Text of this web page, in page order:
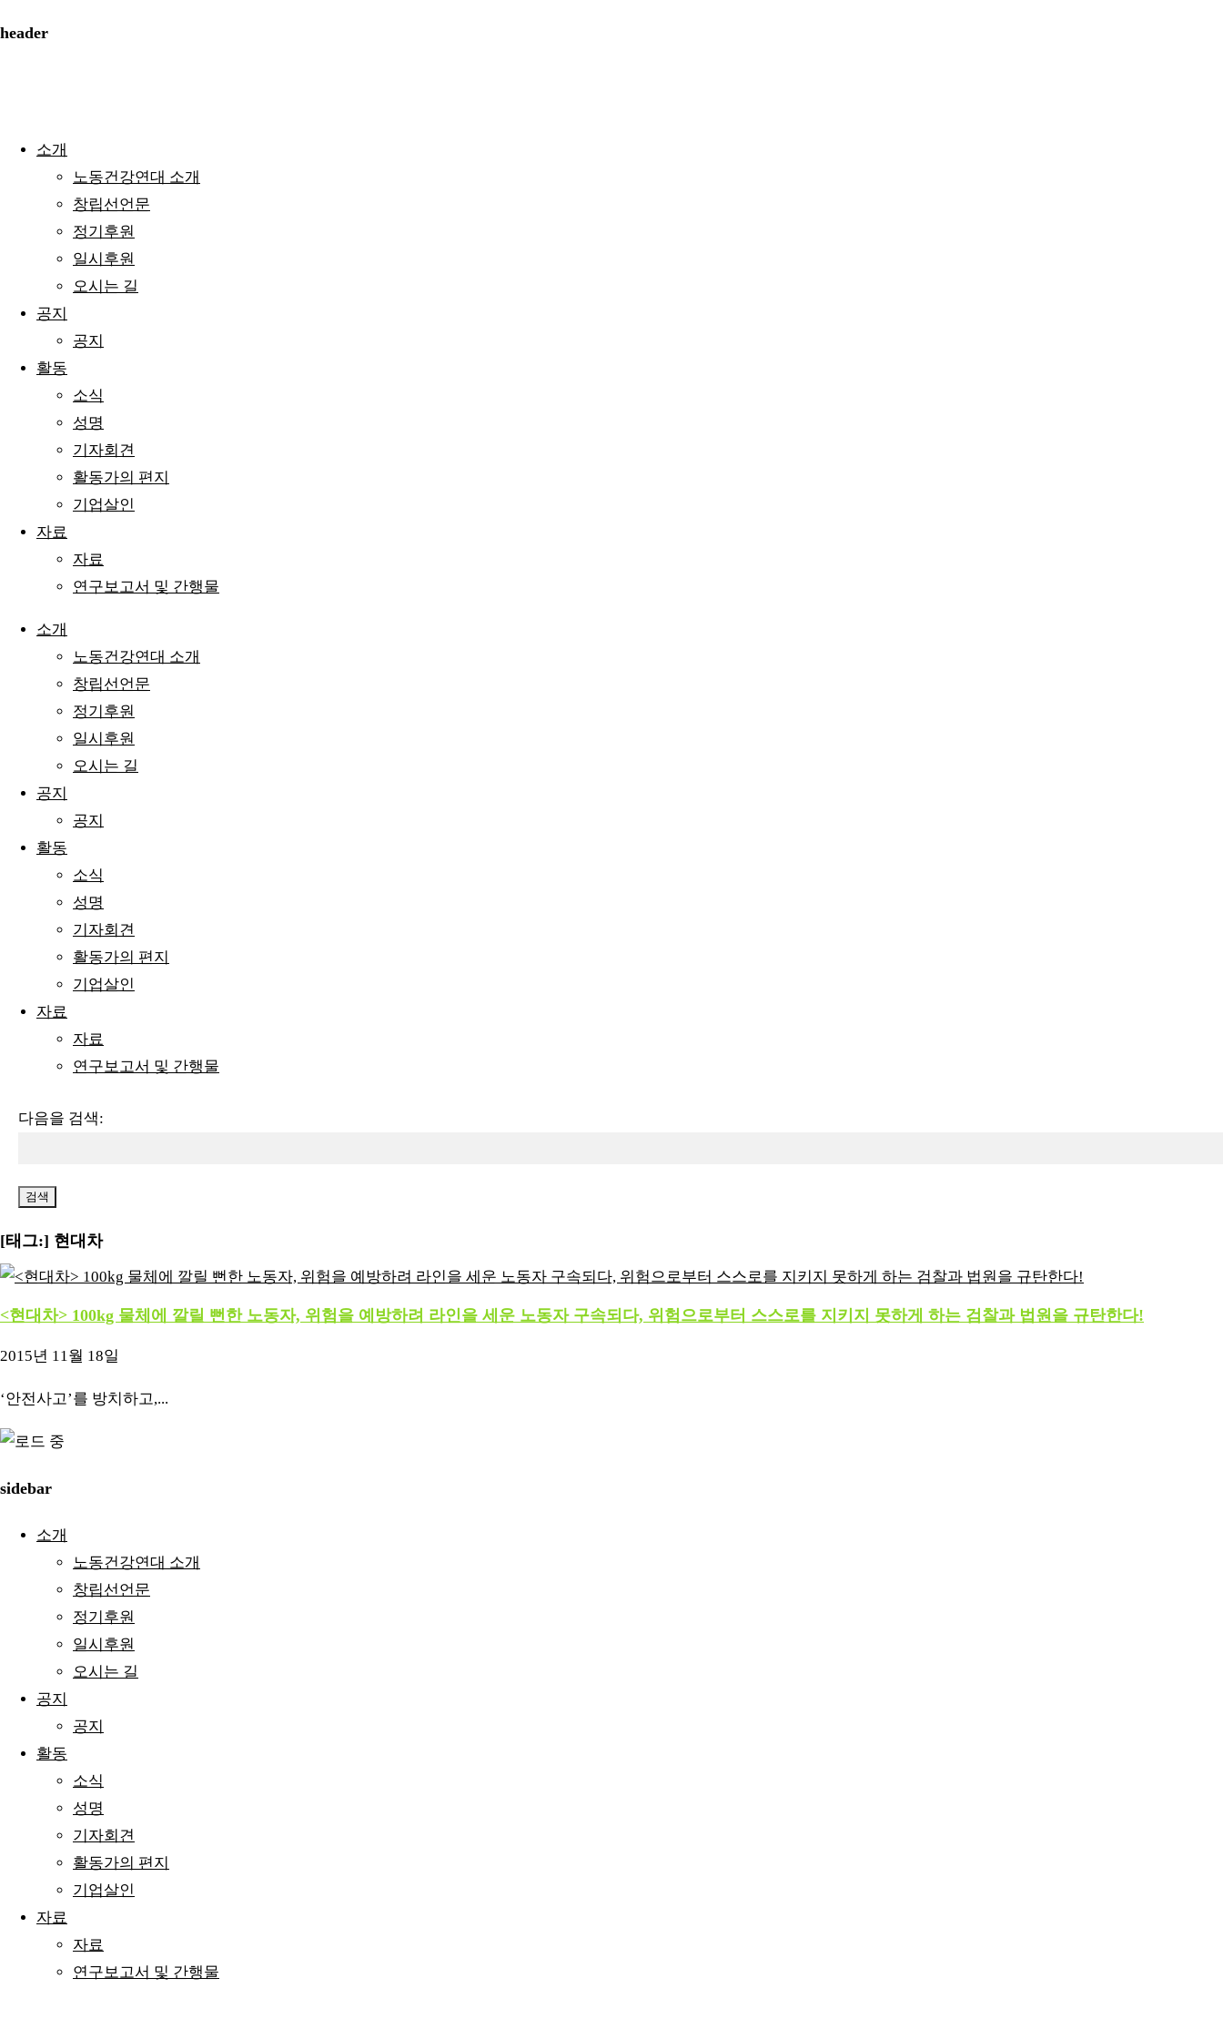
header
소개
노동건강연대 소개
창립선언문
정기후원
일시후원
오시는 길
공지
공지
활동
소식
성명
기자회견
활동가의 편지
기업살인
자료
자료
연구보고서 및 간행물
소개
노동건강연대 소개
창립선언문
정기후원
일시후원
오시는 길
공지
공지
활동
소식
성명
기자회견
활동가의 편지
기업살인
자료
자료
연구보고서 및 간행물
다음을 검색:
[태그:] 현대차
<현대차> 100kg 물체에 깔릴 뻔한 노동자, 위험을 예방하려 라인을 세운 노동자 구속되다, 위험으로부터 스스로를 지키지 못하게 하는 검찰과 법원을 규탄한다!
2015년 11월 18일
‘안전사고’를 방치하고,...
sidebar
소개
노동건강연대 소개
창립선언문
정기후원
일시후원
오시는 길
공지
공지
활동
소식
성명
기자회견
활동가의 편지
기업살인
자료
자료
연구보고서 및 간행물